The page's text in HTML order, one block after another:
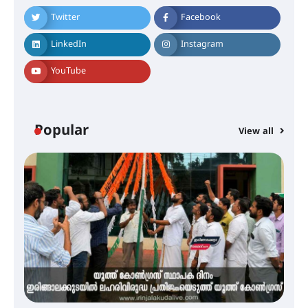
Twitter Facebook
LinkedIn Instagram
YouTube
Popular View all
അരങ്ങ് 2026-ന്
സാംസ്കാരികപ്പൊലിമയോടെ
സമാപനം
ഇരിങ്ങാലക്കുട – ഗുരുവായൂർ –
താനൂർ റെയിൽപാത
യാഥാർത്ഥ്യമാകുന്നു
തിരനോട്ടം ‘അരങ്ങ് 2026’ ഉണർന്നു